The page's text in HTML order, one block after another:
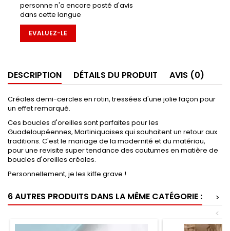
personne n'a encore posté d'avis
dans cette langue
EVALUEZ-LE
DESCRIPTION DÉTAILS DU PRODUIT AVIS (0)
Créoles demi-cercles en rotin, tressées d'une jolie façon pour
un effet remarqué.
Ces boucles d'oreilles sont parfaites pour les
Guadeloupéennes, Martiniquaises qui souhaitent un retour aux
traditions. C'est le mariage de la modernité et du matériau,
pour une revisite super tendance des coutumes en matière de
boucles d'oreilles créoles.
Personnellement, je les kiffe grave !
6 AUTRES PRODUITS DANS LA MÊME CATÉGORIE :
>
<